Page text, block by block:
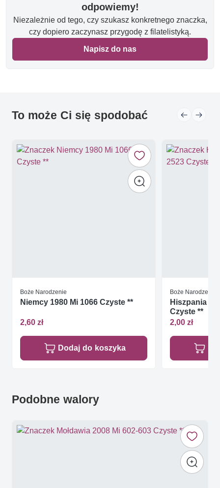
odpowiemy!
Niezależnie od tego, czy szukasz konkretnego znaczka,
czy dopiero zaczynasz przygodę z filatelistyką.
Napisz do nas
To może Ci się spodobać
Boże Narodzenie
Niemcy 1980 Mi 1066 Czyste **
2,60 zł
Dodaj do koszyka
Boże Narodzenie
Hiszpania
Czyste **
2,00 zł
Podobne walory